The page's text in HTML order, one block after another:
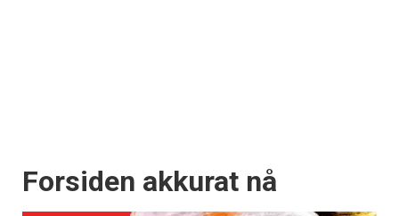
Forsiden akkurat nå